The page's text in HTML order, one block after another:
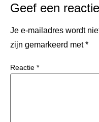
Geef een reactie
Je e-mailadres wordt
zijn gemarkeerd met*
Reactie *